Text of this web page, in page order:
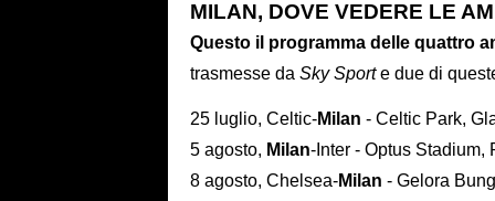
MILAN, DOVE VEDERE LE
Questo il programma delle quattro
trasmesse da Sky Sporte due di
25 luglio, Celtic-Milan - Celtic Park,
5 agosto, Milan-Inter - Optus Stadium,
8 agosto, Chelsea-Milan - Gelora